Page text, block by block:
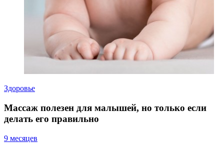
Здоровье
Массаж полезен для малышей, но только если
делать его правильно
9 месяцев